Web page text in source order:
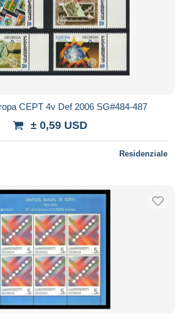
CEPT 4v Def 2006 SG#484-487
± 0,59 USD
Residenziale